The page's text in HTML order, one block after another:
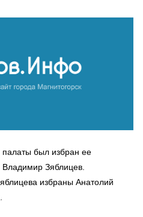
был избран ее
Зяблицев.
избраны Анатолий